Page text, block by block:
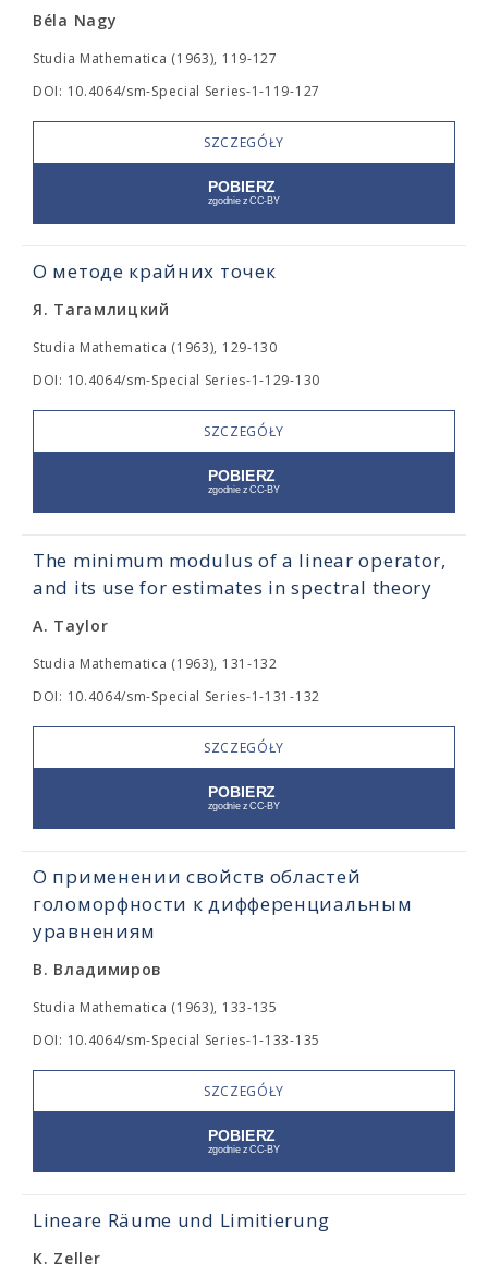
Béla Nagy
Studia Mathematica (1963), 119-127
DOI: 10.4064/sm-Special Series-1-119-127
SZCZEGÓŁY
О методе крайних точек
Я. Тагамлицкий
Studia Mathematica (1963), 129-130
DOI: 10.4064/sm-Special Series-1-129-130
SZCZEGÓŁY
The minimum modulus of a linear operator,
and its use for estimates in spectral theory
A. Taylor
Studia Mathematica (1963), 131-132
DOI: 10.4064/sm-Special Series-1-131-132
SZCZEGÓŁY
О применении свойств областей
голоморфности к дифференциальным
уравнениям
В. Владимиров
Studia Mathematica (1963), 133-135
DOI: 10.4064/sm-Special Series-1-133-135
SZCZEGÓŁY
Lineare Räume und Limitierung
K. Zeller